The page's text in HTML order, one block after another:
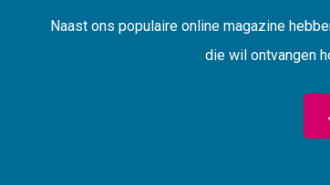
Naast ons populaire online magazine
die wil ontvangen